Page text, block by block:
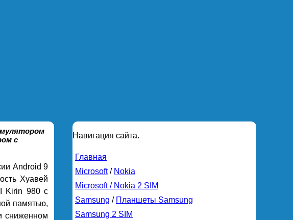
с
Android 9
Хуавей
Kirin 980 с
памятью,
сниженном
Навигация сайта.
Главная
Microsoft/ Nokia
Microsoft / Nokia 2 SIM
Samsung / Планшеты Samsung
Samsung 2 SIM